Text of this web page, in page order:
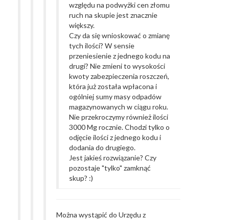
względu na podwyżki cen złomu
ruch na skupie jest znacznie
większy.
Czy da się wnioskować o zmianę
tych ilości? W sensie
przeniesienie z jednego kodu na
drugi? Nie zmieni to wysokości
kwoty zabezpieczenia roszczeń,
która już została wpłacona i
ogólniej sumy masy odpadów
magazynowanych w ciągu roku.
Nie przekroczymy również ilości
3000 Mg rocznie. Chodzi tylko o
odjęcie ilości z jednego kodu i
dodania do drugiego.
Jest jakieś rozwiązanie? Czy
pozostaje "tylko" zamknąć
skup? :)
Można wystąpić do Urzędu z